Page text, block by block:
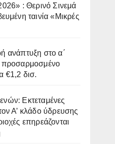
: Θερινό Σινεμά
ταινία «Μικρές
ανάπτυξη στο α΄
προσαρμοσμένο
€1,2 δισ.
Εκτεταμένες
Α’ κλάδο ύδρευσης
επηρεάζονται